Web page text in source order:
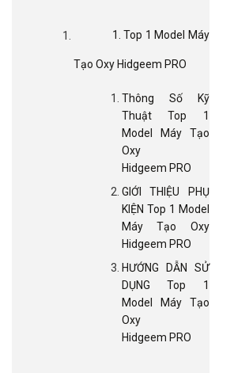
1. Top 1 Model Máy
Tạo Oxy Hidgeem PRO
Thông Số Kỹ
Thuật Top 1
Model Máy Tạo
Oxy
Hidgeem PRO
GIỚI THIỆU PHỤ
KIỆN Top 1 Model
Máy Tạo Oxy
Hidgeem PRO
HƯỚNG DẪN SỬ
DỤNG Top 1
Model Máy Tạo
Oxy
Hidgeem PRO